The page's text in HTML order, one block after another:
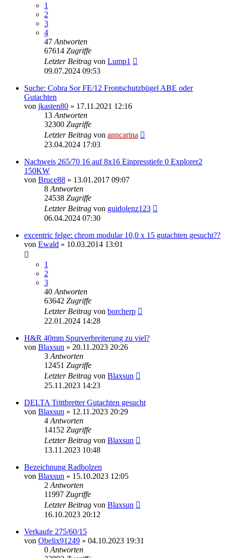
1
2
3
4
47 Antworten
67614 Zugriffe
Letzter Beitrag von Lump1
09.07.2024 09:53
Suche: Cobra Sor FE/12 Frontschutzbügel ABE oder
Gutachten
von jkasten80 » 17.11.2021 12:16
13 Antworten
32300 Zugriffe
Letzter Beitrag von anncarina
23.04.2024 17:03
Nachweis 265/70 16 auf 8x16 Einpresstiefe 0 Explorer2
150KW
von Bruce88 » 13.01.2017 09:07
8 Antworten
24538 Zugriffe
Letzter Beitrag von guidolenz123
06.04.2024 07:30
excentric felge: chrom modular 10,0 x 15 gutachten gesucht??
von Ewald » 10.03.2014 13:01
1
2
3
40 Antworten
63642 Zugriffe
Letzter Beitrag von borcherp
22.01.2024 14:28
H&R 40mm Spurverbreiterung zu viel?
von Blaxsun » 20.11.2023 20:26
3 Antworten
12451 Zugriffe
Letzter Beitrag von Blaxsun
25.11.2023 14:23
DELTA Trittbretter Gutachten gesucht
von Blaxsun » 12.11.2023 20:29
4 Antworten
14152 Zugriffe
Letzter Beitrag von Blaxsun
13.11.2023 10:48
Bezeichnung Radbolzen
von Blaxsun » 15.10.2023 12:05
2 Antworten
11997 Zugriffe
Letzter Beitrag von Blaxsun
16.10.2023 20:12
Verkaufe 275/60/15
von Obelix91249 » 04.10.2023 19:31
0 Antworten